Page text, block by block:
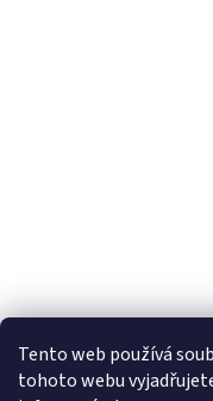
Tento web používá
tohoto webu